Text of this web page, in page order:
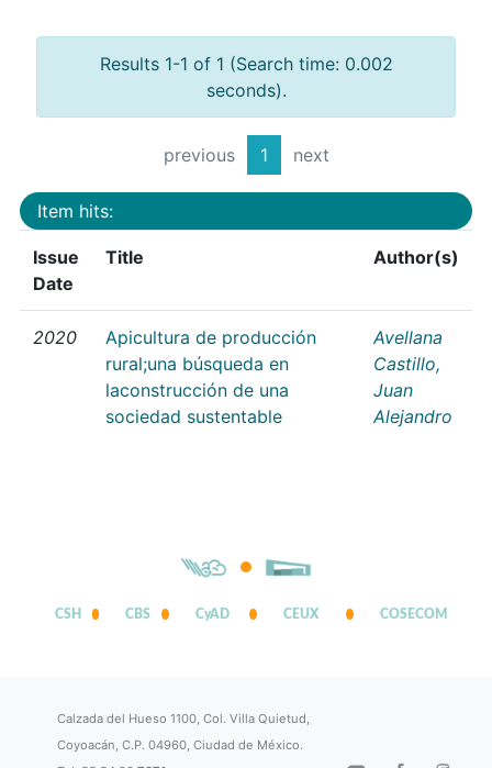
Results 1-1 of 1 (Search time: 0.002
seconds).
previous 1 next
Item hits:
Issue
Date
Title Author(s)
2020
Apicultura de producción
rural;una búsqueda en
laconstrucción de una
sociedad sustentable
Avellana
Castillo,
Juan
Alejandro
CSH CBS CyAD CEUX COSECOM
Calzada del Hueso 1100, Col. Villa Quietud,
Coyoacán, C.P. 04960, Ciudad de México.